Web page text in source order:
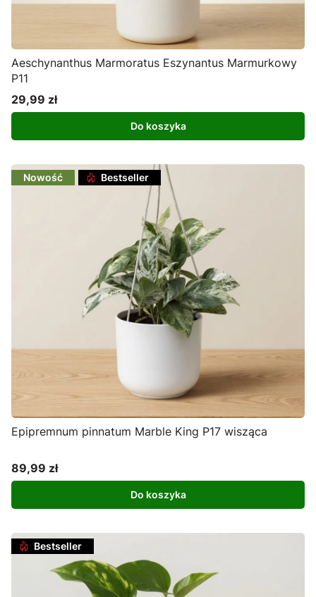
Aeschynanthus Marmoratus Eszynantus Marmurkowy
P11
Cena
29,99 zł
Do koszyka
Nowość Bestseller
Epipremnum pinnatum Marble King P17 wisząca
Cena
89,99 zł
Do koszyka
Bestseller